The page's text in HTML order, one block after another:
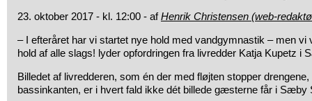
23. oktober 2017 - kl. 12:00 - afHenrik Christensen (web-
– I efteråret har vi startet nye hold med vandgymnastik – men vi
hold af alle slags! lyder opfordringen fra livredder Katja Kupetz i
Billedet af livredderen, som én der med fløjten stopper
bassinkanten, er i hvert fald ikke dét billede gæsterne får i Sæby